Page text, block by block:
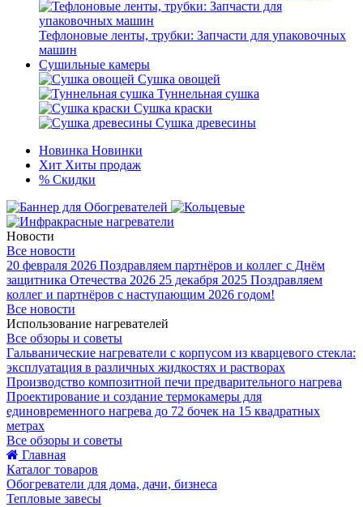
Тефлоновые ленты, трубки: Запчасти для упаковочных
машин
Сушильные камеры
Сушка овощей
Туннельная сушка
Сушка краски
Сушка древесины
Новинка Новинки
Хит Хиты продаж
% Скидки
Новости
Все новости
20 февраля 2026 Поздравляем партнёров и коллег с Днём
защитника Отечества 2026 25 декабря 2025 Поздравляем
коллег и партнёров с наступающим 2026 годом!
Все новости
Использование нагревателей
Все обзоры и советы
Гальванические нагреватели с корпусом из кварцевого стекла:
эксплуатация в различных жидкостях и растворах
Производство композитной печи предварительного нагрева
Проектирование и создание термокамеры для
единовременного нагрева до 72 бочек на 15 квадратных
метрах
Все обзоры и советы
Главная
Каталог товаров
Обогреватели для дома, дачи, бизнеса
Тепловые завесы